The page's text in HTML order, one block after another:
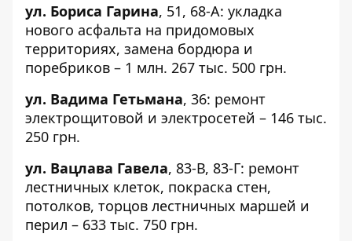
ул. Бориса Гарина, 51, 68-А: укладка
нового асфальта на придомовых
территориях, замена бордюра и
поребриков – 1 млн. 267 тыс. 500 грн.
ул. Вадима Гетьмана, 36: ремонт
электрощитовой и электросетей – 146 тыс.
250 грн.
ул. Вацлава Гавела, 83-В, 83-Г: ремонт
лестничных клеток, покраска стен,
потолков, торцов лестничных маршей и
перил – 633 тыс. 750 грн.